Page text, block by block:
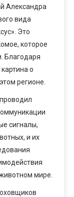
Александра
вида
Это
которое
Благодаря
о
регионе.
сигналы,
и их
мире.